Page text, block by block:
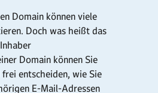
Domain können viele
Doch was heißt das
Domain können Sie
entscheiden, wie Sie
E-Mail-Adressen